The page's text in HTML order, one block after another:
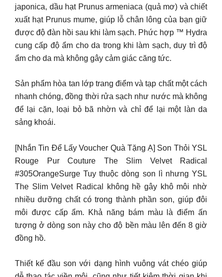
japonica, dầu hạt Prunus armeniaca (quả mơ) và chiết
xuất hạt Prunus mume, giúp lỗ chân lông của bạn giữ
được độ đàn hồi sau khi làm sạch. Phức hợp ™ Hydra
cung cấp độ ẩm cho da trong khi làm sạch, duy trì độ
ẩm cho da mà không gây cảm giác căng tức.
Sản phẩm hòa tan lớp trang điểm và tạp chất một cách
nhanh chóng, đồng thời rửa sạch như nước mà không
để lại cặn, loại bỏ bã nhờn và chỉ để lại một làn da
sảng khoái.
[Nhắn Tin Để Lấy Voucher Quà Tặng Ạ] Son Thỏi YSL
Rouge Pur Couture The Slim Velvet Radical
#305OrangeSurge Tuy thuộc dòng son lì nhưng YSL
The Slim Velvet Radical không hề gây khô môi nhờ
nhiều dưỡng chất có trong thành phần son, giúp đôi
môi được cấp ẩm. Khả năng bám màu là điểm ấn
tượng ở dòng son này cho độ bền màu lên đến 8 giờ
đồng hồ.
Thiết kế đầu son với dạng hình vuông vát chéo giúp